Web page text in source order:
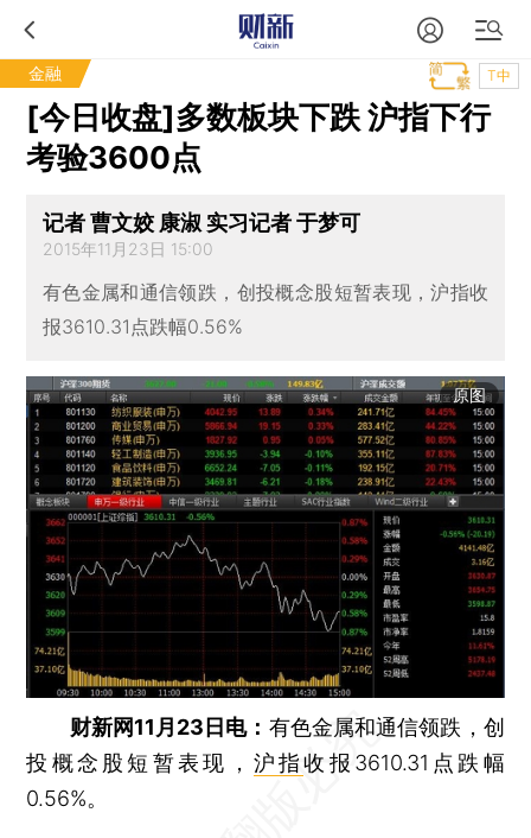
金融 T中
[今日收盘]多数板块下跌 沪指下行
考验3600点
记者 曹文姣 康淑 实习记者 于梦可
2015年11月23日 15:00
有色金属和通信领跌，创投概念股短暂表现，沪指收
报3610.31点跌幅0.56%
原图
财新网11月23日电： 有色金属和通信领跌，创
投概念股短暂表现， 沪指收报3610.31点跌幅
0.56%。